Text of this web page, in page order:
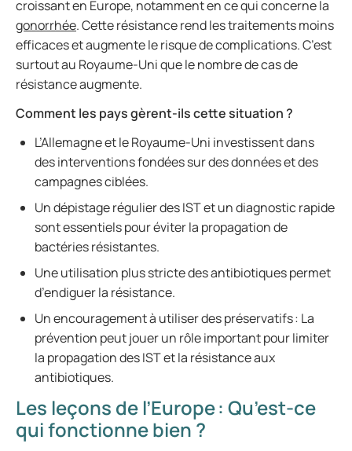
croissant en Europe, notamment en ce qui concerne la
gonorrhée. Cette résistance rend les traitements moins
efficaces et augmente le risque de complications. C’est
surtout au Royaume-Uni que le nombre de cas de
résistance augmente.
Comment les pays gèrent-ils cette situation ?
L’Allemagne et le Royaume-Uni investissent dans
des interventions fondées sur des données et des
campagnes ciblées.
Un dépistage régulier des IST et un diagnostic rapide
sont essentiels pour éviter la propagation de
bactéries résistantes.
Une utilisation plus stricte des antibiotiques permet
d’endiguer la résistance.
Un encouragement à utiliser des préservatifs : La
prévention peut jouer un rôle important pour limiter
la propagation des IST et la résistance aux
antibiotiques.
Les leçons de l’Europe : Qu’est-ce
qui fonctionne bien ?